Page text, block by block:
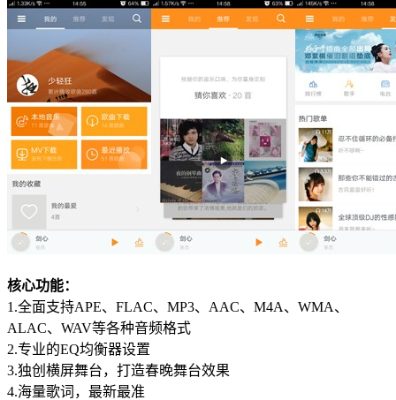
核心功能：
1.全面支持APE、FLAC、MP3、AAC、M4A、WMA、
ALAC、WAV等各种音频格式
2.专业的EQ均衡器设置
3.独创横屏舞台，打造春晚舞台效果
4.海量歌词，最新最准